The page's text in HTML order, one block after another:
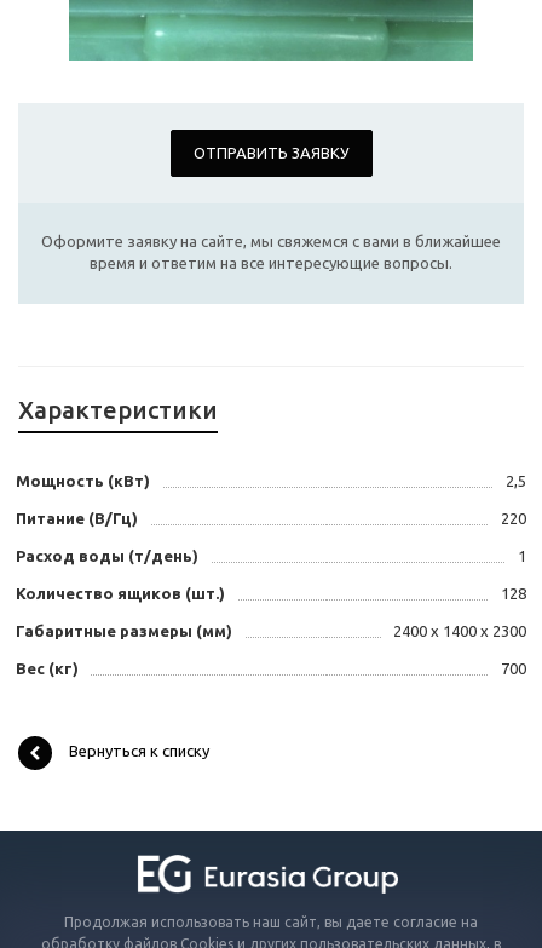
ОТПРАВИТЬ ЗАЯВКУ
Оформите заявку на сайте, мы свяжемся с вами в ближайшее
время и ответим на все интересующие вопросы.
Характеристики
Мощность (кВт) 2,5
Питание (В/Гц) 220
Расход воды (т/день) 1
Количество ящиков (шт.) 128
Габаритные размеры (мм) 2400 x 1400 x 2300
Вес (кг) 700
Вернуться к списку
Продолжая использовать наш сайт, вы даете согласие на
обработку файлов Cookies и других пользовательских данных, в